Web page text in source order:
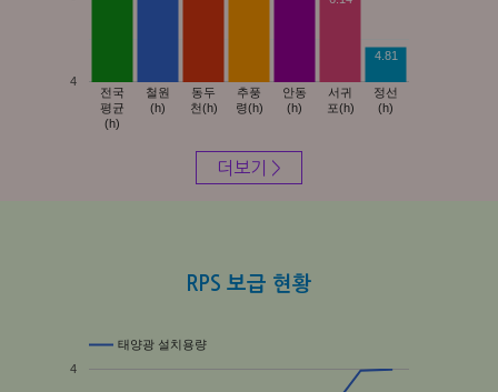
전국
평균
(h)
철원
(h)
동두
천(h)
추풍
령(h)
안동
(h)
서귀
포(h)
정선
(h)
4
4.81
더보기 >
RPS 보급 현황
태양광 설치용량
4